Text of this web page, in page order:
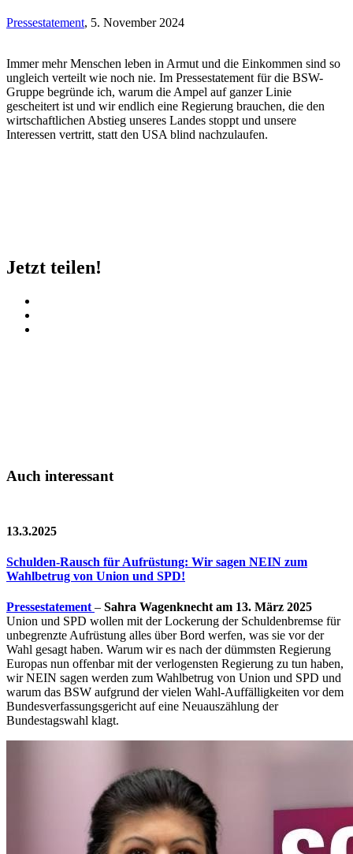
Pressestatement, 5. November 2024
Immer mehr Menschen leben in Armut und die Einkommen sind so
ungleich verteilt wie noch nie. Im Pressestatement für die BSW-
Gruppe begründe ich, warum die Ampel auf ganzer Linie
gescheitert ist und wir endlich eine Regierung brauchen, die den
wirtschaftlichen Abstieg unseres Landes stoppt und unsere
Interessen vertritt, statt den USA blind nachzulaufen.
Jetzt teilen!
Auch interessant
13.3.2025
Schulden-Rausch für Aufrüstung: Wir sagen NEIN zum
Wahlbetrug von Union und SPD!
Pressestatement – Sahra Wagenknecht am 13. März 2025
Union und SPD wollen mit der Lockerung der Schuldenbremse für
unbegrenzte Aufrüstung alles über Bord werfen, was sie vor der
Wahl gesagt haben. Warum wir es nach der dümmsten Regierung
Europas nun offenbar mit der verlogensten Regierung zu tun haben,
wir NEIN sagen werden zum Wahlbetrug von Union und SPD und
warum das BSW aufgrund der vielen Wahl-Auffälligkeiten vor dem
Bundesverfassungsgericht auf eine Neuauszählung der
Bundestagswahl klagt.